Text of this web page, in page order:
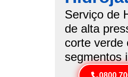
Serviço de
de alta
corte verde
segmentos
0800